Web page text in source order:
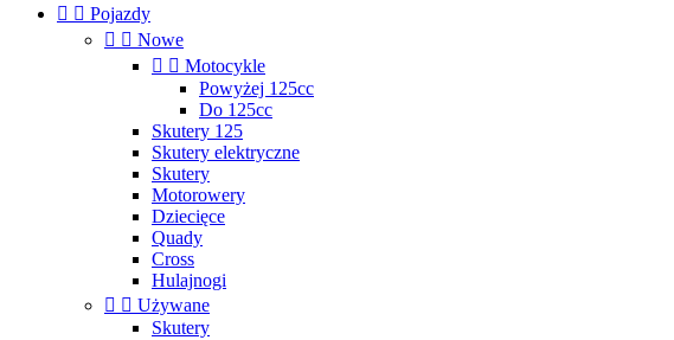
  Pojazdy
  Nowe
  Motocykle
Powyżej 125cc
Do 125cc
Skutery 125
Skutery elektryczne
Skutery
Motorowery
Dziecięce
Quady
Cross
Hulajnogi
  Używane
Skutery